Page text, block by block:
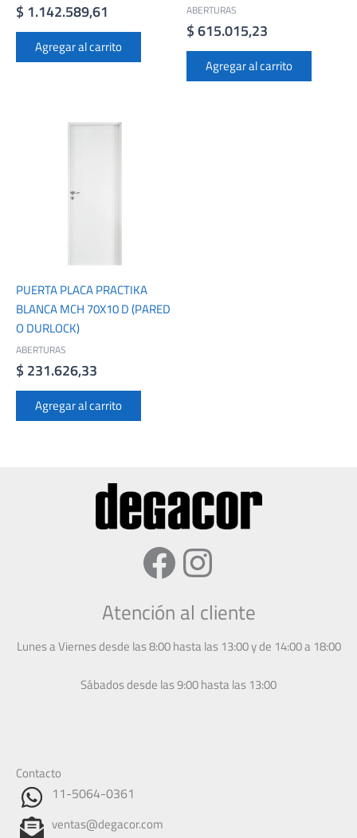
$ 1.142.589,61
Agregar al carrito
ABERTURAS
$615.015,23
Agregar al carrito
PUERTA PLACA PRACTIKA
BLANCA MCH 70X10 D (PARED
O DURLOCK)
ABERTURAS
$ 231.626,33
Agregar al carrito
Facebook
Instagram
Atención al cliente
Lunes a Viernes desde las 8:00 hasta las 13:00 y de 14:00 a 18:00
Sábados desde las 9:00 hasta las 13:00
Contacto
11-5064-0361
ventas@degacor.com